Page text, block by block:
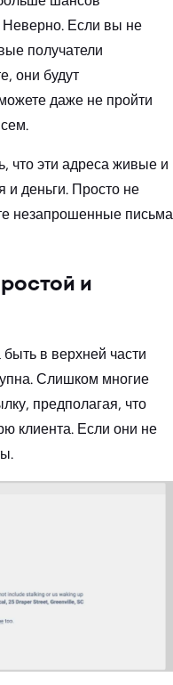
Неверно. Если вы не
получатели
они будут
даже не пройти
что эти адреса живые и
и деньги. Просто не
незапрошенные письма
и
в верхней части
Слишком многие
предполагая, что
клиента. Если они не